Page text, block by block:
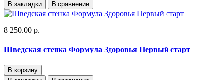
В закладки
В сравнение
8 250.00 р.
Шведская стенка Формула Здоровья Первый старт
В корзину